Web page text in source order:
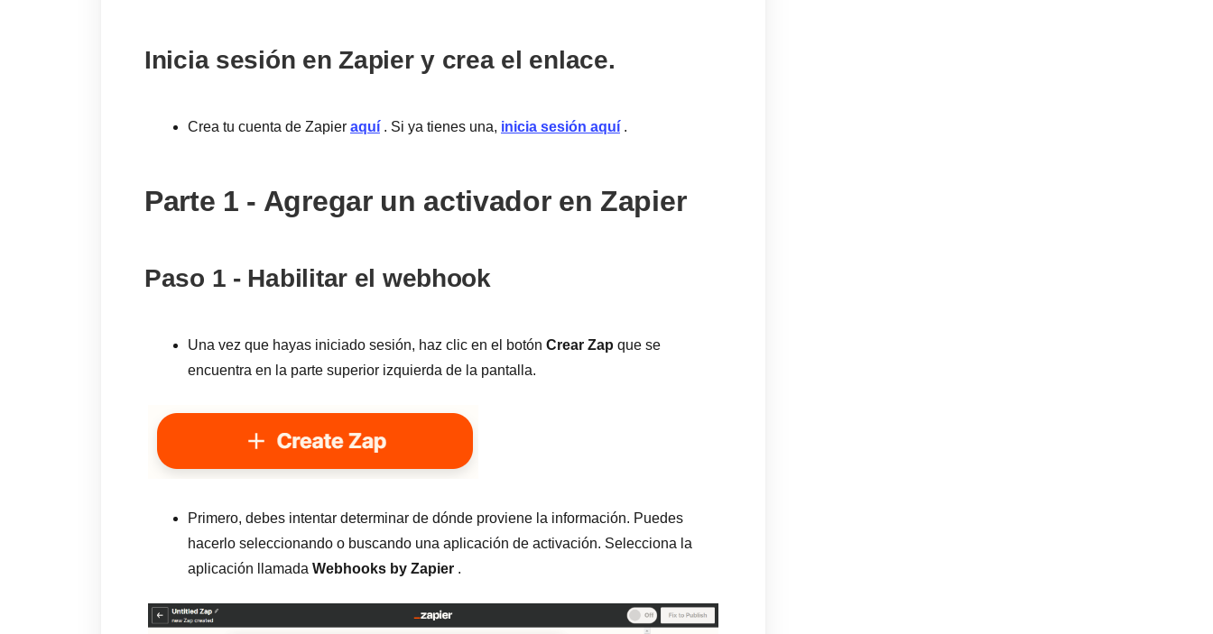
Inicia sesión en Zapier y crea el enlace.
Crea tu cuenta de Zapier aquí . Si ya tienes una, inicia sesión aquí .
Parte 1 - Agregar un activador en Zapier
Paso 1 - Habilitar el webhook
Una vez que hayas iniciado sesión, haz clic en el botón Crear Zap que se
encuentra en la parte superior izquierda de la pantalla.
Primero, debes intentar determinar de dónde proviene la información. Puedes
hacerlo seleccionando o buscando una aplicación de activación. Selecciona la
aplicación llamada Webhooks by Zapier .